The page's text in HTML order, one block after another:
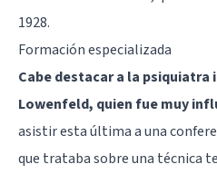
1928.
Formación especializada
Cabe destacar a la
Lowenfeld, quien fue muy
asistir esta última a una
que trataba sobre una técnica